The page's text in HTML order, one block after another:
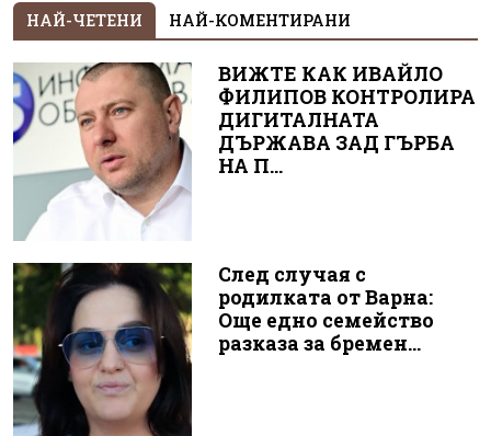
НАЙ-ЧЕТЕНИ НАЙ-КОМЕНТИРАНИ
ВИЖТЕ КАК ИВАЙЛО
ФИЛИПОВ КОНТРОЛИРА
ДИГИТАЛНАТА
ДЪРЖАВА ЗАД ГЪРБА
НА П...
След случая с
родилката от Варна:
Още едно семейство
разказа за бремен...